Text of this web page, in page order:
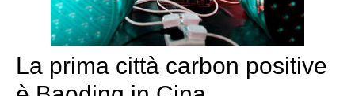
La prima città carbon positive